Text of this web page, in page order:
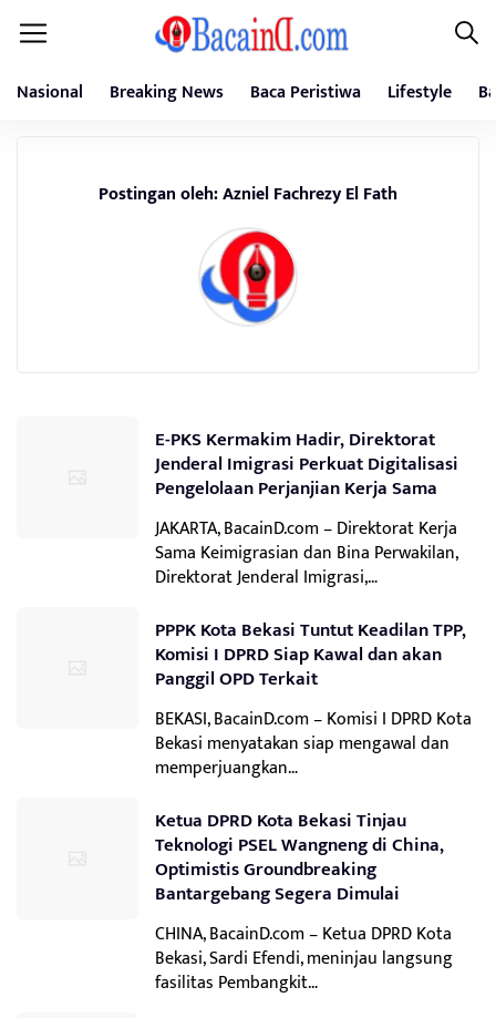
Nasional Breaking News Baca Peristiwa Lifestyle
Postingan oleh: Azniel Fachrezy El Fath
E-PKS Kermakim Hadir, Direktorat
Jenderal Imigrasi Perkuat Digitalisasi
Pengelolaan Perjanjian Kerja Sama
JAKARTA, BacainD.com – Direktorat Kerja
Sama Keimigrasian dan Bina Perwakilan,
Direktorat Jenderal Imigrasi,…
PPPK Kota Bekasi Tuntut Keadilan TPP,
Komisi I DPRD Siap Kawal dan akan
Panggil OPD Terkait
BEKASI, BacainD.com – Komisi I DPRD Kota
Bekasi menyatakan siap mengawal dan
memperjuangkan…
Ketua DPRD Kota Bekasi Tinjau
Teknologi PSEL Wangneng di China,
Optimistis Groundbreaking
Bantargebang Segera Dimulai
CHINA, BacainD.com – Ketua DPRD Kota
Bekasi, Sardi Efendi, meninjau langsung
fasilitas Pembangkit…